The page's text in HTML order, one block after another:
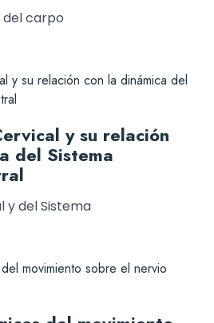
del carpo
y su relación
del Sistema
y del Sistema